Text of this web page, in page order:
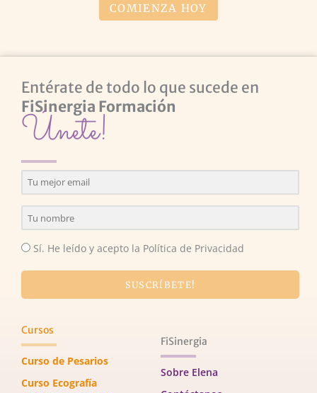
COMIENZA HOY
Entérate de todo lo que sucede en
FiSinergia Formación
Únete!
Sí. He leído y acepto la Política de Privacidad
SUSCRÍBETE!
Cursos
Curso de Pesarios
Curso Ecografía
FiSinergia
Sobre Elena